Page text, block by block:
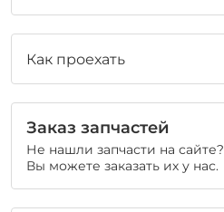
Как проехать
Заказ запчастей
Не нашли запчасти на сайте?
Вы можете заказать их у нас.